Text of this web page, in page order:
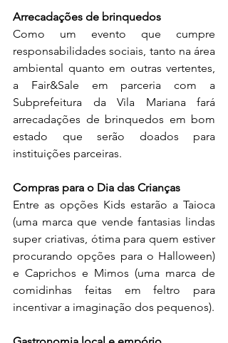
Arrecadações de brinquedos
Como um evento que cumpre
responsabilidades sociais, tanto na área
ambiental quanto em outras vertentes,
a Fair&Sale em parceria com a
Subprefeitura da Vila Mariana fará
arrecadações de brinquedos em bom
estado que serão doados para
instituições parceiras.
Compras para o Dia das Crianças
Entre as opções Kids estarão a Taioca
(uma marca que vende fantasias lindas
super criativas, ótima para quem estiver
procurando opções para o Halloween)
e Caprichos e Mimos (uma marca de
comidinhas feitas em feltro para
incentivar a imaginação dos pequenos).